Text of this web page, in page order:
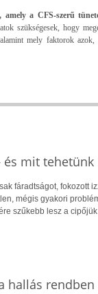
amely a CFS-szerű
szükségesek, hogy
mely faktorok
mit tehetünk
fáradtságot, fokozott
mégis gyakori
szűkebb lesz a
hallás